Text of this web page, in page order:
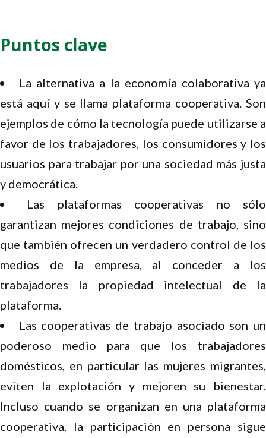
Puntos clave
La alternativa a la economía colaborativa ya
está aquí y se llama plataforma cooperativa. Son
ejemplos de cómo la tecnología puede utilizarse a
favor de los trabajadores, los consumidores y los
usuarios para trabajar por una sociedad más justa
y democrática.
Las plataformas cooperativas no sólo
garantizan mejores condiciones de trabajo, sino
que también ofrecen un verdadero control de los
medios de la empresa, al conceder a los
trabajadores la propiedad intelectual de la
plataforma.
Las cooperativas de trabajo asociado son un
poderoso medio para que los trabajadores
domésticos, en particular las mujeres migrantes,
eviten la explotación y mejoren su bienestar.
Incluso cuando se organizan en una plataforma
cooperativa, la participación en persona sigue